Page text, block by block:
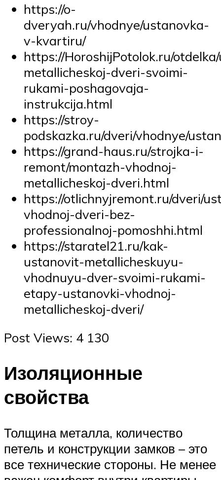
https://o-
dveryah.ru/vhodnye/ustanovka-
v-kvartiru/
https://HoroshijPotolok.ru/
metallicheskoj-dveri-svoimi-
rukami-poshagovaja-
instrukcija.html
https://stroy-
podskazka.ru/dveri/vhodnye/
https://grand-haus.ru/strojka-i-
remont/montazh-vhodnoj-
metallicheskoj-dveri.html
https://otlichnyjremont.ru/dveri/
vhodnoj-dveri-bez-
professionalnoj-pomoshhi.html
https://staratel21.ru/kak-
ustanovit-metallicheskuyu-
vhodnuyu-dver-svoimi-rukami-
etapy-ustanovki-vhodnoj-
metallicheskoj-dveri/
Post Views: 4 130
Изоляционные
свойства
Толщина металла, количество
петель и конструкции замков – это
все технические стороны. Не менее